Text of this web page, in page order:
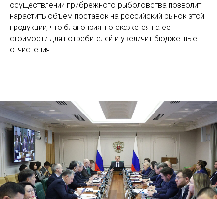
осуществлении прибрежного рыболовства позволит
нарастить объем поставок на российский рынок этой
продукции, что благоприятно скажется на ее
стоимости для потребителей и увеличит бюджетные
отчисления.